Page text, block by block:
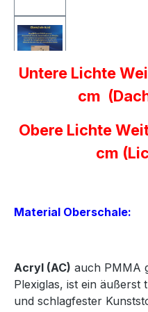
Untere Lichte
cm
Obere Lichte
cm
Material Oberschale:
Acryl (AC) auch PMMA
Plexiglas, ist ein äußerst
und schlagfester